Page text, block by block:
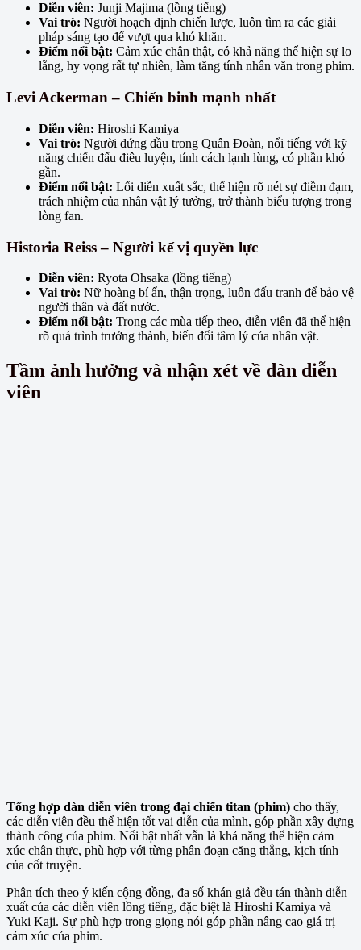
Diễn viên: Junji Majima (lồng tiếng)
Vai trò: Người hoạch định chiến lược, luôn tìm ra các giải
pháp sáng tạo để vượt qua khó khăn.
Điểm nổi bật: Cảm xúc chân thật, có khả năng thể hiện sự lo
lắng, hy vọng rất tự nhiên, làm tăng tính nhân văn trong phim.
Levi Ackerman – Chiến binh mạnh nhất
Diễn viên: Hiroshi Kamiya
Vai trò: Người đứng đầu trong Quân Đoàn, nổi tiếng với kỹ
năng chiến đấu điêu luyện, tính cách lạnh lùng, có phần khó
gần.
Điểm nổi bật: Lối diễn xuất sắc, thể hiện rõ nét sự điềm đạm,
trách nhiệm của nhân vật lý tưởng, trở thành biểu tượng trong
lòng fan.
Historia Reiss – Người kế vị quyền lực
Diễn viên: Ryota Ohsaka (lồng tiếng)
Vai trò: Nữ hoàng bí ẩn, thận trọng, luôn đấu tranh để bảo vệ
người thân và đất nước.
Điểm nổi bật: Trong các mùa tiếp theo, diễn viên đã thể hiện
rõ quá trình trưởng thành, biến đổi tâm lý của nhân vật.
Tầm ảnh hưởng và nhận xét về dàn diễn
viên
Tổng hợp dàn diễn viên trong đại chiến titan (phim) cho thấy,
các diễn viên đều thể hiện tốt vai diễn của mình, góp phần xây dựng
thành công của phim. Nổi bật nhất vẫn là khả năng thể hiện cảm
xúc chân thực, phù hợp với từng phân đoạn căng thẳng, kịch tính
của cốt truyện.
Phân tích theo ý kiến cộng đồng, đa số khán giả đều tán thành diễn
xuất của các diễn viên lồng tiếng, đặc biệt là Hiroshi Kamiya và
Yuki Kaji. Sự phù hợp trong giọng nói góp phần nâng cao giá trị
cảm xúc của phim.